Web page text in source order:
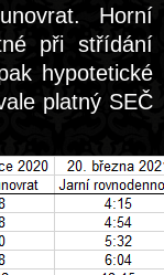
Horní
při střídání
hypotetické
platný SEČ